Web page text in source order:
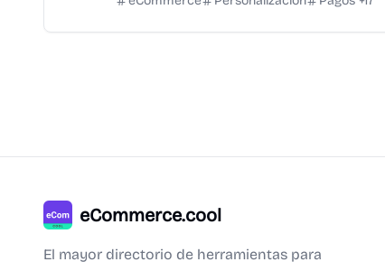
eCommerce.cool
El mayor directorio de herramientas para